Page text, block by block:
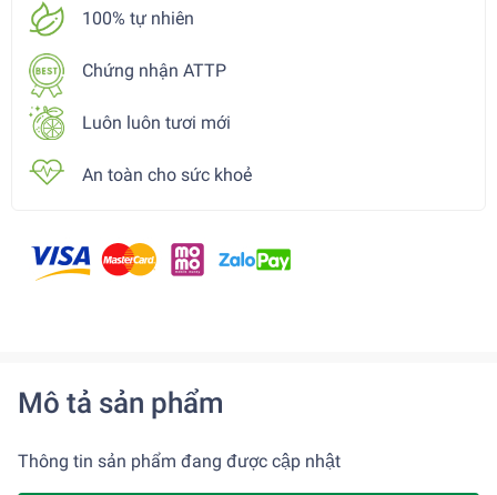
100% tự nhiên
Chứng nhận ATTP
Luôn luôn tươi mới
An toàn cho sức khoẻ
Mô tả sản phẩm
Thông tin sản phẩm đang được cập nhật